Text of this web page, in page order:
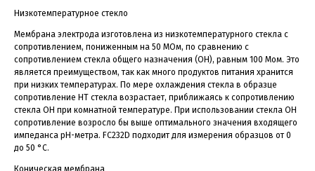
Низкотемпературное стекло
Мембрана электрода изготовлена из низкотемпературного стекла с
сопротивлением, пониженным на 50 МОм, по сравнению с
сопротивлением стекла общего назначения (ОН), равным 100 Мом. Это
является преимуществом, так как много продуктов питания хранится
при низких температурах. По мере охлаждения стекла в образце
сопротивление НТ стекла возрастает, приближаясь к сопротивлению
стекла ОН при комнатной температуре. При использовании стекла ОН
сопротивление возросло бы выше оптимального значения входящего
импеданса рН-метра. FC232D подходит для измерения образцов от 0
до 50 °С.
Коническая мембрана